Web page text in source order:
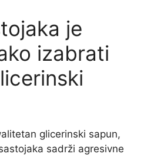
je
izabrati
glicerinski sapun,
sadrži agresivne